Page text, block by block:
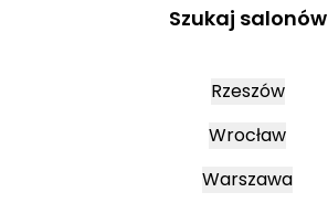
Szukaj salonów
Rzeszów
Wrocław
Warszawa